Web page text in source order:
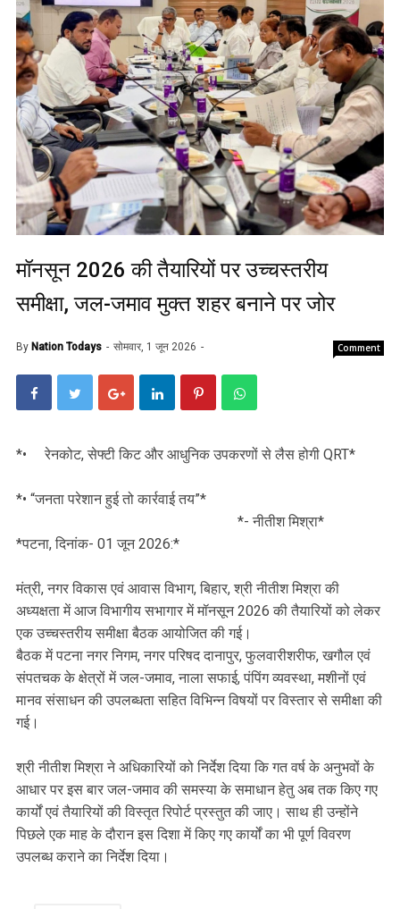
मॉनसून 2026 की तैयारियों पर उच्चस्तरीय
समीक्षा, जल-जमाव मुक्त शहर बनाने पर जोर
By Nation Todays सोमवार, 1 जून 2026 Comment
*• रेनकोट, सेफ्टी किट और आधुनिक उपकरणों से लैस होगी QRT*
*• “जनता परेशान हुई तो कार्रवाई तय”*
*- नीतीश मिश्रा*
*पटना, दिनांक- 01 जून 2026:*
मंत्री, नगर विकास एवं आवास विभाग, बिहार, श्री नीतीश मिश्रा की
अध्यक्षता में आज विभागीय सभागार में मॉनसून 2026 की तैयारियों को लेकर
एक उच्चस्तरीय समीक्षा बैठक आयोजित की गई।
बैठक में पटना नगर निगम, नगर परिषद दानापुर, फुलवारीशरीफ, खगौल एवं
संपतचक के क्षेत्रों में जल-जमाव, नाला सफाई, पंपिंग व्यवस्था, मशीनों एवं
मानव संसाधन की उपलब्धता सहित विभिन्न विषयों पर विस्तार से समीक्षा की
गई।
श्री नीतीश मिश्रा ने अधिकारियों को निर्देश दिया कि गत वर्ष के अनुभवों के
आधार पर इस बार जल-जमाव की समस्या के समाधान हेतु अब तक किए गए
कार्यों एवं तैयारियों की विस्तृत रिपोर्ट प्रस्तुत की जाए। साथ ही उन्होंने
पिछले एक माह के दौरान इस दिशा में किए गए कार्यों का भी पूर्ण विवरण
उपलब्ध कराने का निर्देश दिया।